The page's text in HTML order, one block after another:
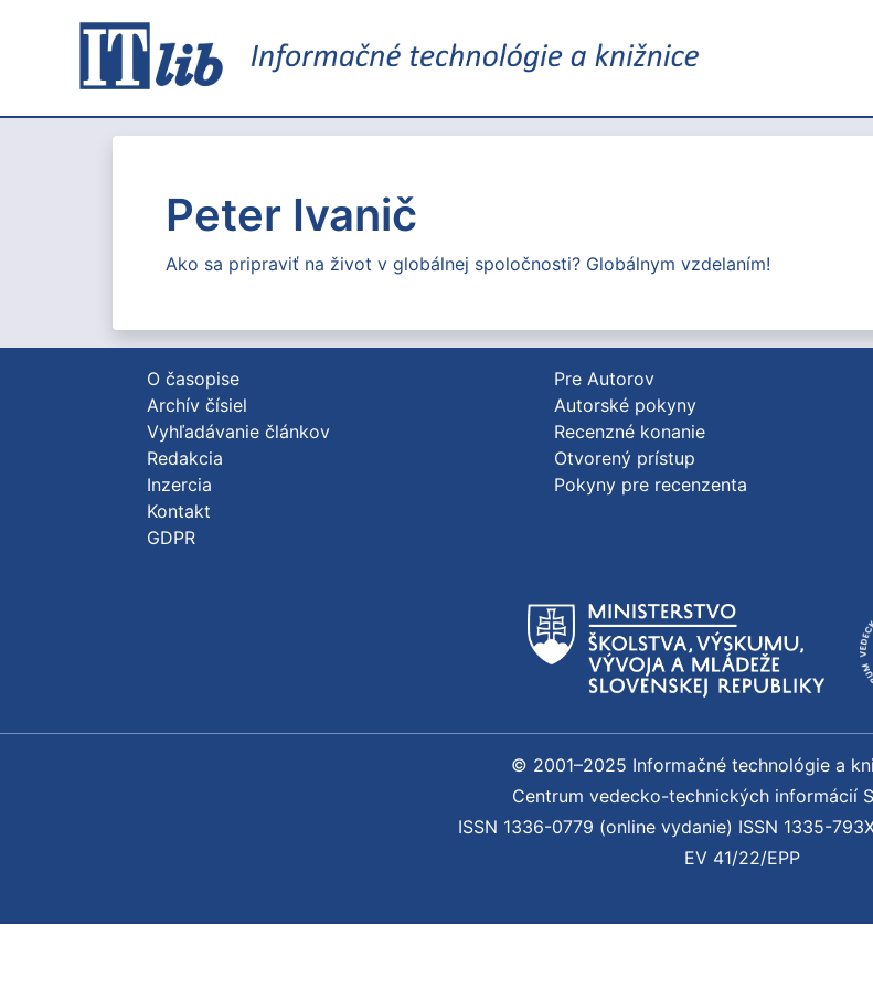
Peter Ivanič
Ako sa pripraviť na život v globálnej spoločnosti? Globálnym vzdelaním!
O časopise
Archív čísiel
Vyhľadávanie článkov
Redakcia
Inzercia
Kontakt
GDPR
Pre Autorov
Autorské pokyny
Recenzné konanie
Otvorený prístup
Pokyny pre recenzenta
© 2001–2025 Informačné technológie a
Centrum vedecko-technických informácií
ISSN 1336-0779 (online vydanie) ISSN 1335-
EV 41/22/EPP